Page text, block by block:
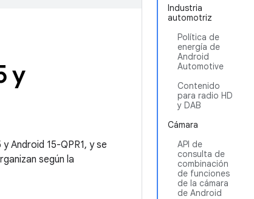
Industria
automotriz
Política de
energía de
Android
Automotive
Contenido
para radio HD
y DAB
Cámara
API de
consulta de
combinación
de funciones
de la cámara
de Android
y
Android 15-QPR1, y se
según la